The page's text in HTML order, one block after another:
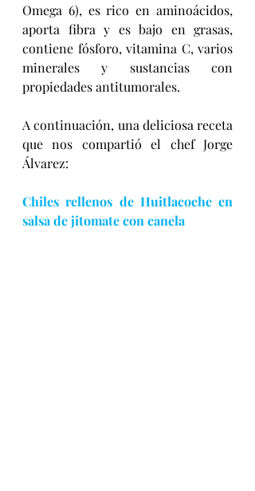
Omega 6), es rico en aminoácidos,
aporta fibra y es bajo en grasas,
contiene fósforo, vitamina C, varios
minerales y sustancias con
propiedades antitumorales.
A continuación, una deliciosa receta
que nos compartió el chef Jorge
Álvarez:
Chiles rellenos de Huitlacoche en
salsa de jitomate con canela